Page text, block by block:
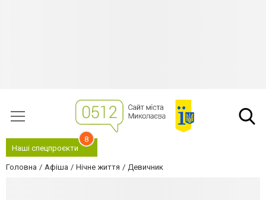
Наші спецпроєкти
8
Головна Афіша Нічне життя Девичник